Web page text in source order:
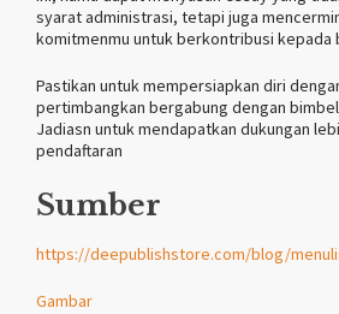
syarat administrasi, tetapi juga
komitmenmu untuk berkontribusi kepada
Pastikan untuk mempersiapkan diri
pertimbangkan bergabung dengan
Jadiasn untuk mendapatkan dukungan
pendaftaran
Sumber
https://deepublishstore.com/blog/
Gambar